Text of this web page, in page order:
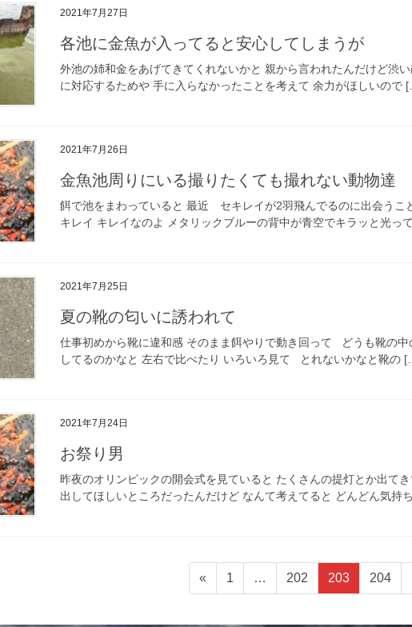
2021年7月27日
各池に金魚が入ってると安心してしまうが
外池の姉和金をあげてきてくれないかと 親から言われたんだけど
に対応するためや 手に入らなかったことを考えて 余力がほしいので
2021年7月26日
金魚池周りにいる撮りたくても撮れない動物達
餌で池をまわっていると 最近 セキレイが2羽飛んでるのに出会う
キレイ キレイなのよ メタリックブルーの背中が青空でキラッと光っ
2021年7月25日
夏の靴の匂いに誘われて
仕事初めから靴に違和感 そのまま餌やりで動き回って どうも靴の
してるのかなと 左右で比べたり いろいろ見て とれないかなと靴の
2021年7月24日
お祭り男
昨夜のオリンピックの開会式を見ていると たくさんの提灯とか出
出してほしいところだったんだけど なんて考えてると どんどん気持
«
ペ
ー
1 …
ペ
ー
202
ペ
ー
203
ペ
ー
204